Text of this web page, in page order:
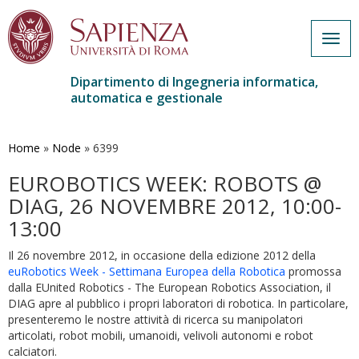
contenuto
Dipartimento di Ingegneria informatica,
automatica e gestionale
Home » Node » 6399
EUROBOTICS WEEK: ROBOTS @
DIAG, 26 NOVEMBRE 2012, 10:00-
13:00
Il 26 novembre 2012, in occasione della edizione 2012 della
euRobotics Week - Settimana Europea della Robotica promossa
dalla EUnited Robotics - The European Robotics Association, il
DIAG apre al pubblico i propri laboratori di robotica. In particolare,
presenteremo le nostre attività di ricerca su manipolatori
articolati, robot mobili, umanoidi, velivoli autonomi e robot
calciatori.